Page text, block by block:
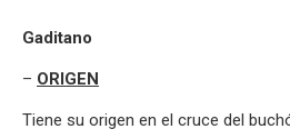
Gaditano
– ORIGEN
Tiene su origen en el cruce del